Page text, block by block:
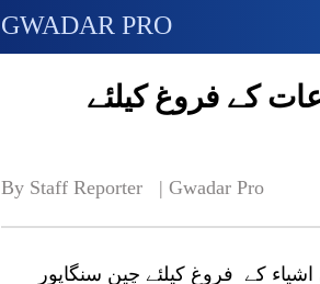
GWADAR PRO
کے فروغ کیلئے
By Staff Reporter   | Gwadar Pro
کے فروغ کیلئے چین سنگاپور